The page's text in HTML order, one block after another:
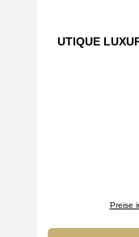
UTIQUE
Preise